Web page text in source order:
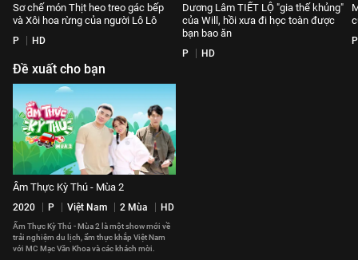
Sơ chế món Thịt heo treo gác bếp
và Xôi hoa rừng của người Lô Lô
P HD
Dương Lâm TIẾT LỘ "gia thế khủng"
của Will, hồi xưa đi học toàn được
bạn bao ăn
P HD
P
Đề xuất cho bạn
Ẩm Thực Kỳ Thú - Mùa 2
2020 P Việt Nam 2 Mùa HD
Ẩm Thực Kỳ Thú - Mùa 2 là một show mới về
trải nghiệm du lịch, ẩm thực khắp Việt Nam
với MC Mạc Văn Khoa và các khách mời.